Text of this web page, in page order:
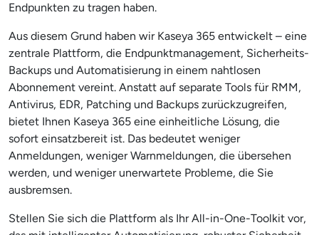
Endpunkten zu tragen haben.
Aus diesem Grund haben wir Kaseya 365 entwickelt – eine
zentrale Plattform, die Endpunktmanagement, Sicherheits-
Backups und Automatisierung in einem nahtlosen
Abonnement vereint. Anstatt auf separate Tools für RMM,
Antivirus, EDR, Patching und Backups zurückzugreifen,
bietet Ihnen Kaseya 365 eine einheitliche Lösung, die
sofort einsatzbereit ist. Das bedeutet weniger
Anmeldungen, weniger Warnmeldungen, die übersehen
werden, und weniger unerwartete Probleme, die Sie
ausbremsen.
Stellen Sie sich die Plattform als Ihr All-in-One-Toolkit vor,